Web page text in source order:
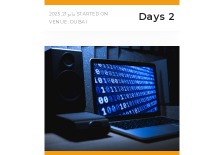
STARTED ON مايو 21, 2025
VENUE: DUBAI
2 Days